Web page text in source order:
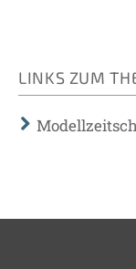
LINKS ZUM